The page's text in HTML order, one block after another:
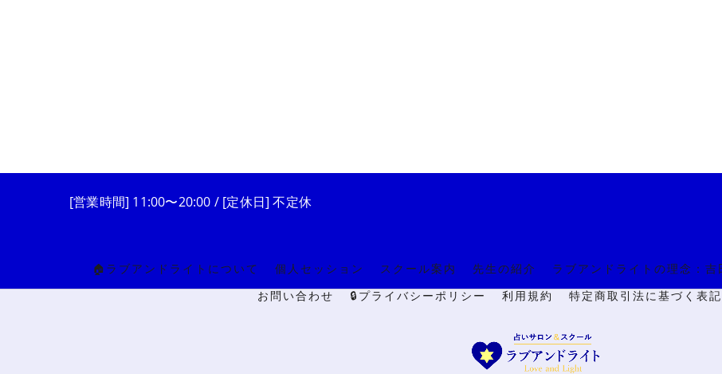
[営業時間] 11:00〜20:00 / [定休日] 不定休
🏠ラブアンドライトについて 個人セッション スクール案内 先生の紹介 ラブアンドライトの理念：
お問い合わせ
🔒プライバシーポリシー 利用規約 特定商取引法に基づく表記